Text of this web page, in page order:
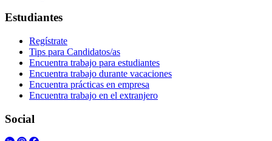
Estudiantes
Regístrate
Tips para Candidatos/as
Encuentra trabajo para estudiantes
Encuentra trabajo durante vacaciones
Encuentra prácticas en empresa
Encuentra trabajo en el extranjero
Social